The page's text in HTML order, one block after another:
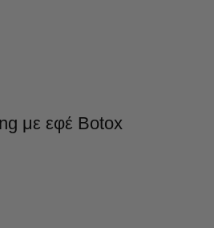
με εφέ Botox